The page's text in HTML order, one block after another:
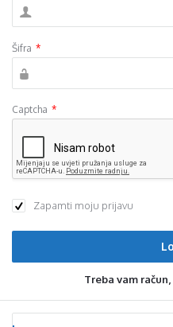
Šifra *
Captcha *
Zapamti moju prijavu
Treba vam račun,
Sidebar